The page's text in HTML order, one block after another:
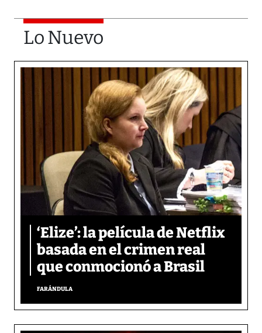
Lo Nuevo
‘Elize’: la película de Netflix
basada en el crimen real
que conmocionó a Brasil
FARÁNDULA